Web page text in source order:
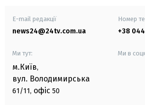
E-mail редакції
news24@24tv.com.ua
Номер
+38
Ми тут:
м.Київ,
вул. Володимирська
61/11, офіс 50
Ми в